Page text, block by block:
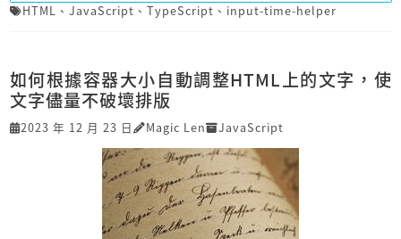
HTML 、 JavaScript 、 TypeScript 、 input-time-helper
如何根據容器大小自動調整HTML上的文字，使
文字儘量不破壞排版
2023 年 12 月 23 日 Magic Len JavaScript